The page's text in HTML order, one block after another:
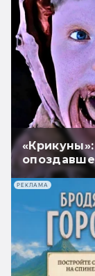
РЕКЛАМА